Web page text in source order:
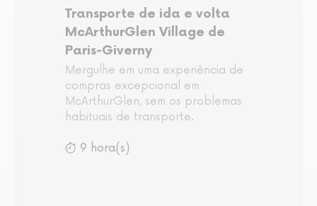
Transporte de ida e volta
McArthurGlen Village de
Paris-Giverny
Mergulhe em uma experiência de
compras excepcional em
McArthurGlen, sem os problemas
habituais de transporte.
9 hora(s)